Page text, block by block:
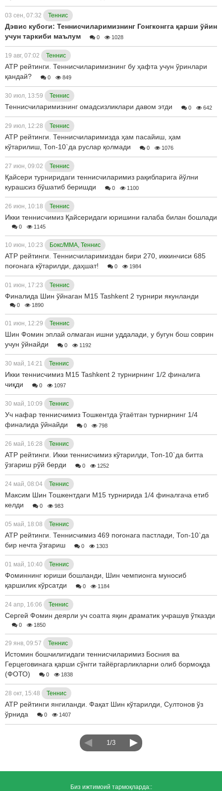
03 сен, 07:32 Теннис
Дэвис кубоги: Теннисчиларимизнинг Гонгконгга қарши ўйин
учун таркиби маълум
0 1028
19 авг, 07:02 Теннис
ATP рейтинги. Теннисчиларимизнинг бу ҳафта учун ўринлари
қандай?
0 849
30 июл, 13:59 Теннис
Теннисчиларимизнинг омадсизликлари давом этди 0 642
29 июл, 12:28 Теннис
ATP рейтинги. Теннисчиларимизда ҳам пасайиш, ҳам
кўтарилиш, Топ-10`да руслар қолмади
0 1076
27 июн, 09:02 Теннис
Қайсери турниридаги теннисчиларимиз рақибларига йўлни
курашсиз бўшатиб беришди
0 1100
26 июн, 10:18 Теннис
Икки теннисчимиз Қайсеридаги юришини ғалаба билан бошлади
0 1145
10 июн, 10:23 Бокс/ММА, Теннис
ATP рейтинги. Теннисчиларимиздан бири 270, иккинчиси 685
поғонага кўтарилди, даҳшат!
0 1984
01 июн, 17:23 Теннис
Финалида Шин ўйнаган M15 Tashkent 2 турнири якунланди
0 1890
01 июн, 12:29 Теннис
Шин Фомин эплай олмаган ишни уддалади, у бугун бош соврин
учун ўйнайди
0 1192
30 май, 14:21 Теннис
Икки теннисчимиз M15 Tashkent 2 турнирнинг 1/2 финалига
чиқди
0 1097
30 май, 10:09 Теннис
Уч нафар теннисчимиз Тошкентда ўтаётган турнирнинг 1/4
финалида ўйнайди
0 798
26 май, 16:28 Теннис
ATP рейтинги. Икки теннисчимиз кўтарилди, Топ-10`да битта
ўзгариш рўй берди
0 1252
24 май, 08:04 Теннис
Максим Шин Тошкентдаги M15 турнирида 1/4 финалгача етиб
келди
0 983
05 май, 18:08 Теннис
ATP рейтинги. Теннисчимиз 469 поғонага пастлади, Топ-10`да
бир нечта ўзгариш
0 1303
01 май, 10:40 Теннис
Фоминнинг юриши бошланди, Шин чемпионга муносиб
қаршилик кўрсатди
0 1184
24 апр, 16:06 Теннис
Сергей Фомин деярли уч соатга яқин драматик учрашув ўтказди
0 1850
29 янв, 09:57 Теннис
Истомин бошчилигидаги теннисчиларимиз Босния ва
Герцеговинага қарши сўнгги тайёргарликларни олиб бормоқда
(ФОТО)
0 1838
28 окт, 15:48 Теннис
ATP рейтинги янгиланди. Фақат Шин кўтарилди, Султонов ўз
ўрнида
0 1407
1/3
Биз ижтимоий тармоқларда::